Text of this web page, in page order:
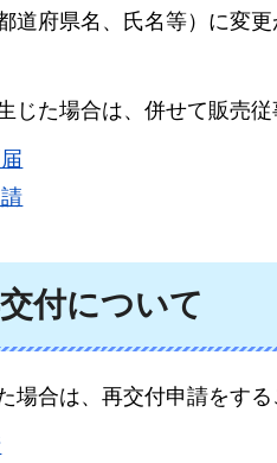
道府県名、氏名等）に変
じた場合は、併せて販売
付について
場合は、再交付申請をする